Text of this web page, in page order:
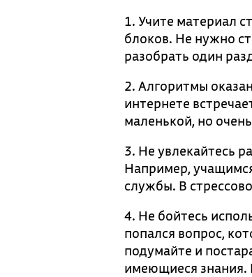
1. Учите материал
блоков. Не нужно
разобрать один
2. Алгоритмы
интернете
маленькой, но
3. Не увлекайтесь
Например,
службы. В
4. Не бойтесь
попался вопрос,
подумайте и
имеющиеся знания.